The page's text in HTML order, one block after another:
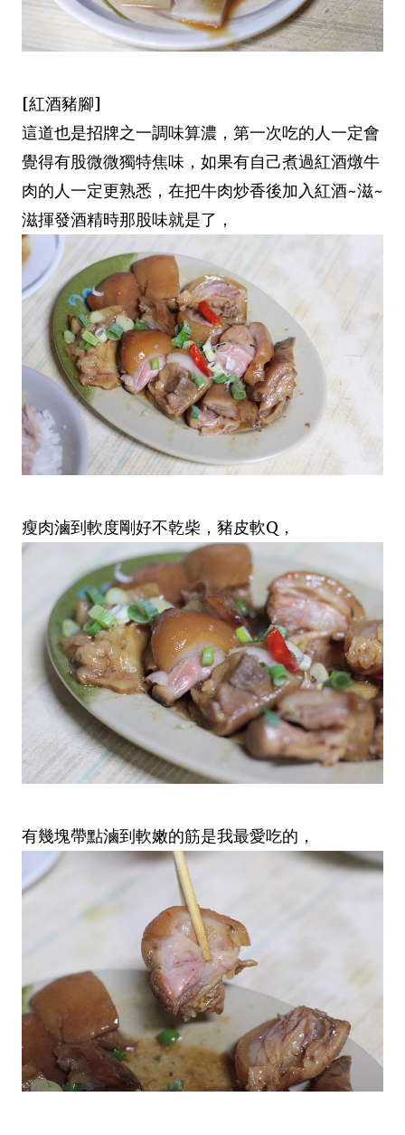
[紅酒豬腳]
這道也是招牌之一調味算濃，第一次吃的人一定會
覺得有股微微獨特焦味，如果有自己煮過紅酒燉牛
肉的人一定更熟悉，在把牛肉炒香後加入紅酒~滋~
滋揮發酒精時那股味就是了，
瘦肉滷到軟度剛好不乾柴，豬皮軟Q，
有幾塊帶點滷到軟嫩的筋是我最愛吃的，